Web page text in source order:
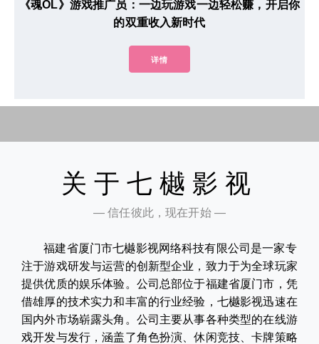
《魂OL》游戏推广员：一边玩游戏一边轻松赚，开启你
的双重收入新时代
详情
关于七樾影视
— 信任彼此，现在开始 —
福建省厦门市七樾影视网络科技有限公司是一家专
注于游戏研发与运营的创新型企业，致力于为全球玩家
提供优质的娱乐体验。公司总部位于福建省厦门市，凭
借雄厚的技术实力和丰富的行业经验，七樾影视迅速在
国内外市场崭露头角。公司主要从事各种类型的在线游
戏开发与发行，涵盖了角色扮演、休闲竞技、卡牌策略